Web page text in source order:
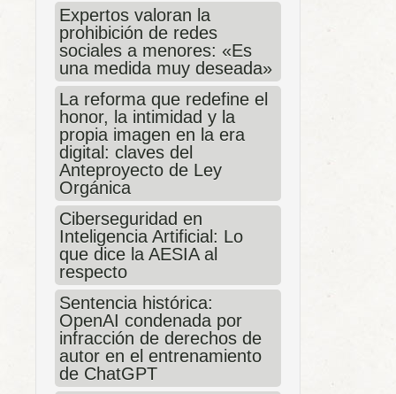
Expertos valoran la
prohibición de redes
sociales a menores: «Es
una medida muy deseada»
La reforma que redefine el
honor, la intimidad y la
propia imagen en la era
digital: claves del
Anteproyecto de Ley
Orgánica
Ciberseguridad en
Inteligencia Artificial: Lo
que dice la AESIA al
respecto
Sentencia histórica:
OpenAI condenada por
infracción de derechos de
autor en el entrenamiento
de ChatGPT